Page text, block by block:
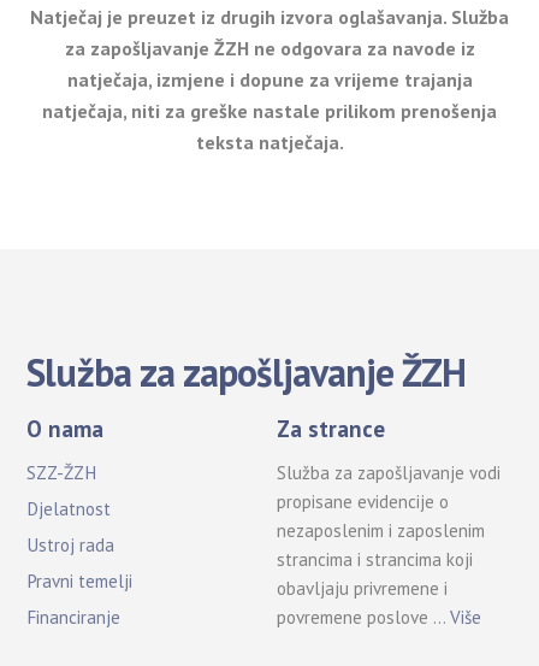
Natječaj je preuzet iz drugih izvora oglašavanja. Služba
za zapošljavanje ŽZH ne odgovara za navode iz
natječaja, izmjene i dopune za vrijeme trajanja
natječaja, niti za greške nastale prilikom prenošenja
teksta natječaja.
Služba za zapošljavanje ŽZH
O nama
SZZ-ŽZH
Djelatnost
Ustroj rada
Pravni temelji
Financiranje
Za strance
Služba za zapošljavanje vodi
propisane evidencije o
nezaposlenim i zaposlenim
strancima i strancima koji
obavljaju privremene i
povremene poslove …Više